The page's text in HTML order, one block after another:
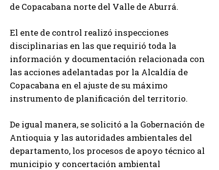
de Copacabana norte del Valle de Aburrá.
El ente de control realizó inspecciones
disciplinarias en las que requirió toda la
información y documentación relacionada con
las acciones adelantadas por la Alcaldía de
Copacabana en el ajuste de su máximo
instrumento de planificación del territorio.
De igual manera, se solicitó a la Gobernación de
Antioquia y las autoridades ambientales del
departamento, los procesos de apoyo técnico al
municipio y concertación ambiental